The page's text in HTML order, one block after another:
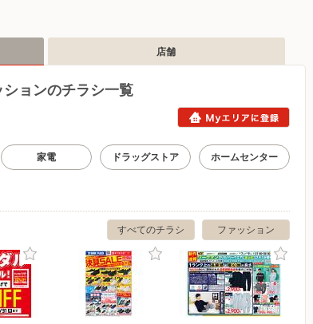
店舗
ョンのチラシ一覧
家電 ドラッグストア ホームセンター
ファッション
すべてのチラシ